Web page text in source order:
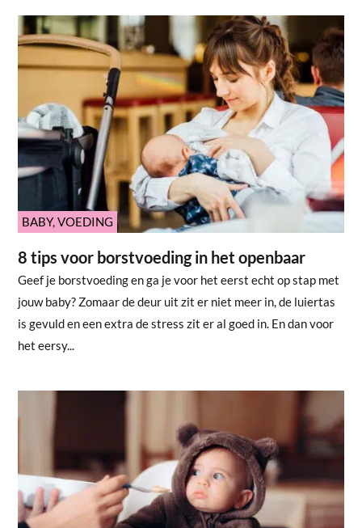
BABY,VOEDING
8 tips voor borstvoeding in het openbaar
Geef je borstvoeding en ga je voor het eerst echt op stap met
jouw baby? Zomaar de deur uit zit er niet meer in, de luiertas
is gevuld en een extra de stress zit er al goed in. En dan voor
het eersy...